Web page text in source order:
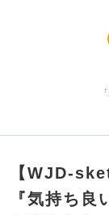
【WJD-
『気持ち良